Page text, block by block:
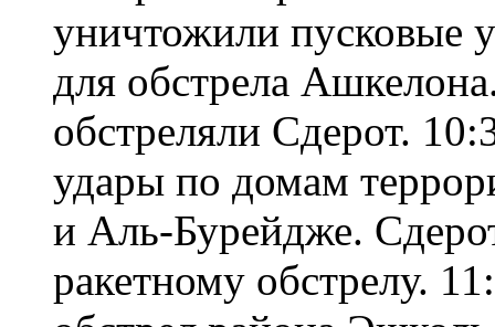
уничтожили пусковые
для обстрела
обстреляли Сдерот.
удары по домам
и Аль-Бурейдже.
ракетному обстрелу.